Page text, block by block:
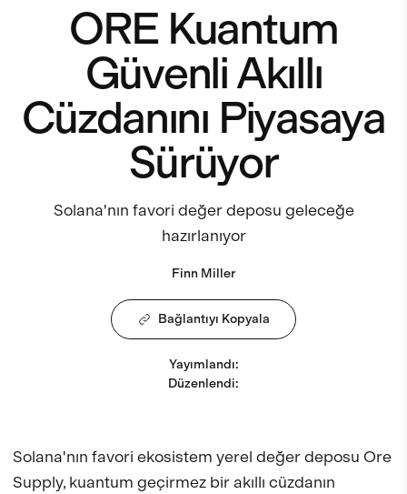
ORE Kuantum
Güvenli Akıllı
Cüzdanını Piyasaya
Sürüyor
Solana'nın favori değer deposu geleceğe
hazırlanıyor
Finn Miller
Bağlantıyı Kopyala
Yayımlandı:
Düzenlendi:
Solana'nın favori ekosistem yerel değer deposu Ore
Supply, kuantum geçirmez bir akıllı cüzdanın